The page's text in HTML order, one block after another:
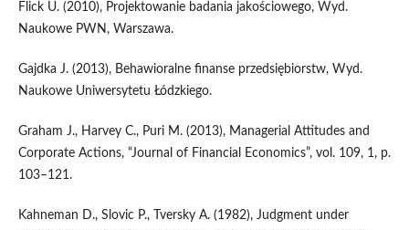
Flick U. (2010), Projektowanie badania jakościowego, Wyd.
Naukowe PWN, Warszawa.
Gajdka J. (2013), Behawioralne finanse przedsiębiorstw, Wyd.
Naukowe Uniwersytetu Łódzkiego.
Graham J., Harvey C., Puri M. (2013), Managerial Attitudes and
Corporate Actions, “Journal of Financial Economics”, vol. 109, 1, p.
103–121.
Kahneman D., Slovic P., Tversky A. (1982), Judgment under